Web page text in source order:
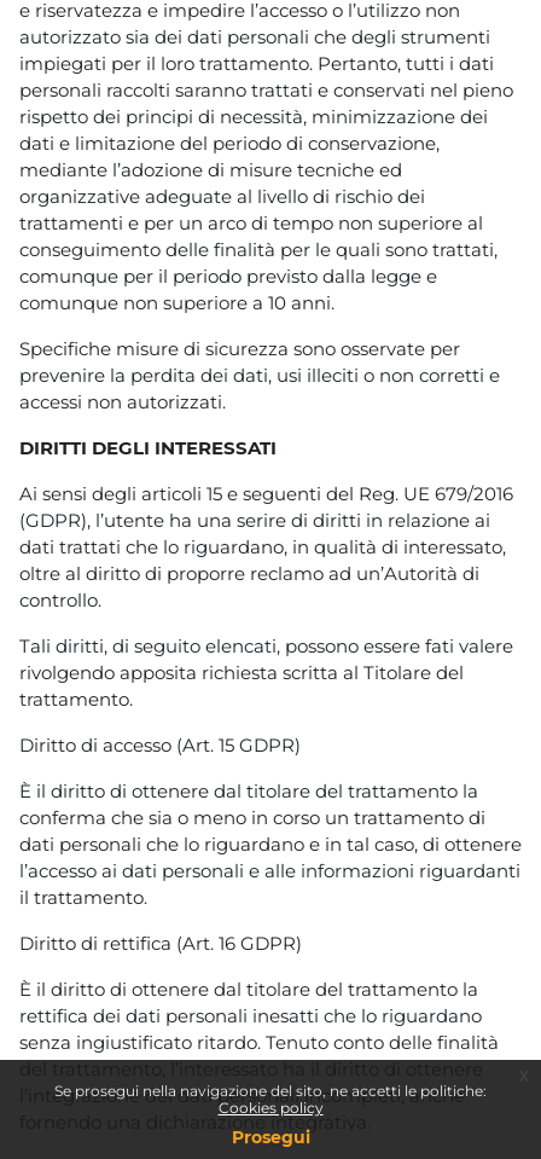
Se prosegui nella navigazione del sito, ne accetti le politiche:
Cookies policy
Prosegui
e riservatezza e impedire l’accesso o l’utilizzo non
autorizzato sia dei dati personali che degli strumenti
impiegati per il loro trattamento. Pertanto, tutti i dati
personali raccolti saranno trattati e conservati nel pieno
rispetto dei principi di necessità, minimizzazione dei
dati e limitazione del periodo di conservazione,
mediante l’adozione di misure tecniche ed
organizzative adeguate al livello di rischio dei
trattamenti e per un arco di tempo non superiore al
conseguimento delle finalità per le quali sono trattati,
comunque per il periodo previsto dalla legge e
comunque non superiore a 10 anni.
Specifiche misure di sicurezza sono osservate per
prevenire la perdita dei dati, usi illeciti o non corretti e
accessi non autorizzati.
DIRITTI DEGLI INTERESSATI
Ai sensi degli articoli 15 e seguenti del Reg. UE 679/2016
(GDPR), l’utente ha una serire di diritti in relazione ai
dati trattati che lo riguardano, in qualità di interessato,
oltre al diritto di proporre reclamo ad un’Autorità di
controllo.
Tali diritti, di seguito elencati, possono essere fati valere
rivolgendo apposita richiesta scritta al Titolare del
trattamento.
Diritto di accesso (Art. 15 GDPR)
È il diritto di ottenere dal titolare del trattamento la
conferma che sia o meno in corso un trattamento di
dati personali che lo riguardano e in tal caso, di ottenere
l’accesso ai dati personali e alle informazioni riguardanti
il trattamento.
Diritto di rettifica (Art. 16 GDPR)
È il diritto di ottenere dal titolare del trattamento la
rettifica dei dati personali inesatti che lo riguardano
senza ingiustificato ritardo. Tenuto conto delle finalità
l’integrazione dei dati personali incompleti, anche
fornendo una dichiarazione integrativa.